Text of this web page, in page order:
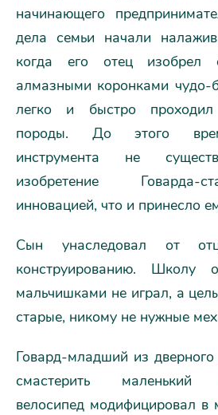
начинающего
дела семьи начали
когда его отец изобрел
алмазными коронками чудо-
легко и быстро
породы. До этого
инструмента не
изобретение Говарда-
инновацией, что и принесло
Сын унаследовал от
конструированию.
мальчишками не играл, а
старые, никому не нужные
Говард-младший из
смастерить маленький
велосипед модифицировал в